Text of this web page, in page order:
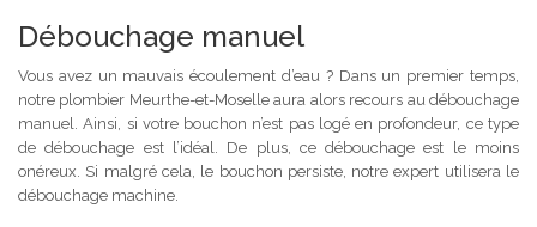
Débouchage manuel
Vous avez un mauvais écoulement d’eau ? Dans un premier temps,
notre plombier Meurthe-et-Moselle aura alors recours au débouchage
manuel. Ainsi, si votre bouchon n’est pas logé en profondeur, ce type
de débouchage est l’idéal. De plus, ce débouchage est le moins
onéreux. Si malgré cela, le bouchon persiste, notre expert utilisera le
débouchage machine.